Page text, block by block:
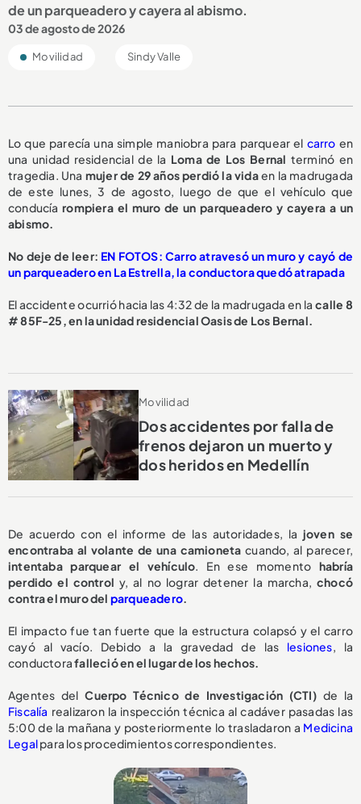
de un parqueadero y cayera al abismo.
03 de agosto de 2026
Movilidad Sindy Valle
Lo que parecía una simple maniobra para parquear el carro en
una unidad residencial de la Loma de Los Bernal terminó en
tragedia. Una mujer de 29 años perdió la vidaen la madrugada
de este lunes, 3 de agosto, luego de que el vehículo que
conducíarompiera el muro de un parqueadero y cayera a un
abismo.
No deje de leer: EN FOTOS: Carro atravesó un muro y cayó de
un parqueadero en La Estrella, la conductora quedó atrapada
El accidente ocurrió hacia las 4:32 de la madrugada en lacalle 8
# 85F-25, en la unidad residencial Oasis de Los Bernal.
Movilidad
Dos accidentes por falla de
frenos dejaron un muerto y
dos heridos en Medellín
De acuerdo con el informe de las autoridades, la joven se
encontraba al volante de una camioneta cuando, al parecer,
intentaba parquear el vehículo. En ese momento habría
perdido el control y, al no lograr detener la marcha, chocó
contra el muro del parqueadero.
El impacto fue tan fuerte que la estructura colapsó y el carro
cayó al vacío. Debido a la gravedad de las lesiones, la
conductorafalleció en el lugar de los hechos.
Agentes delCuerpo Técnico de Investigación (CTI)de la
Fiscalía realizaron la inspección técnica al cadáver pasadas las
5:00 de la mañana y posteriormente lo trasladaron a Medicina
Legalpara los procedimientos correspondientes.